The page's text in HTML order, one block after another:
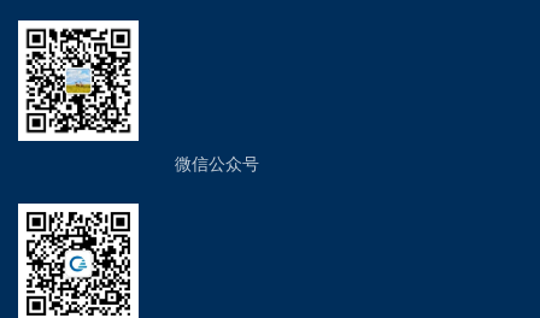
微信公众号